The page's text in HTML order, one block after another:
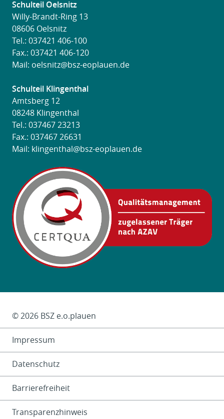
Schulteil Oelsnitz
Willy-Brandt-Ring 13
08606 Oelsnitz
Tel.: 037421 406-100
Fax.: 037421 406-120
Mail: oelsnitz@bsz-eoplauen.de
Schulteil Klingenthal
Amtsberg 12
08248 Klingenthal
Tel.: 037467 23213
Fax.: 037467 26631
Mail: klingenthal@bsz-eoplauen.de
Das Kleingedruckte
© 2026 BSZ e.o.plauen
Impressum
Datenschutz
Barrierefreiheit
Transparenzhinweis